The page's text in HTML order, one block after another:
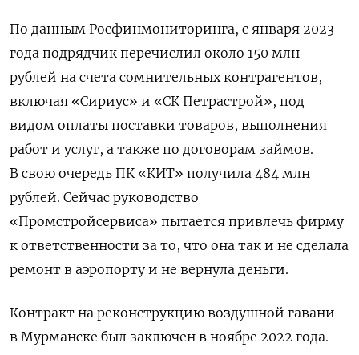
По данным Росфинмониторинга, с января 2023
года подрядчик перечислил около 150 млн
рублей на счета сомнительных контрагентов,
включая «Сириус» и «СК Петрастрой», под
видом оплаты поставки товаров, выполнения
работ и услуг, а также по договорам займов.
В свою очередь ПК «КИТ» получила 484 млн
рублей. Сейчас руководство
«Промстройсервиса» пытается привлечь фирму
к ответственности за то, что она так и не сделала
ремонт в аэропорту и не вернула деньги.
Контракт на реконструкцию воздушной гавани
в Мурманске был заключен в ноябре 2022 года.